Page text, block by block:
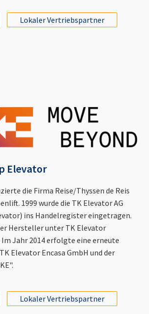
Lokaler Vertriebspartner
Elevator
die Firma Reise/Thyssen de Reis
1999 wurde die TK Elevator AG
ins Handelregister eingetragen.
Hersteller unter TK Elevator
Jahr 2014 erfolgte eine erneute
Elevator Encasa GmbH und der
Lokaler Vertriebspartner